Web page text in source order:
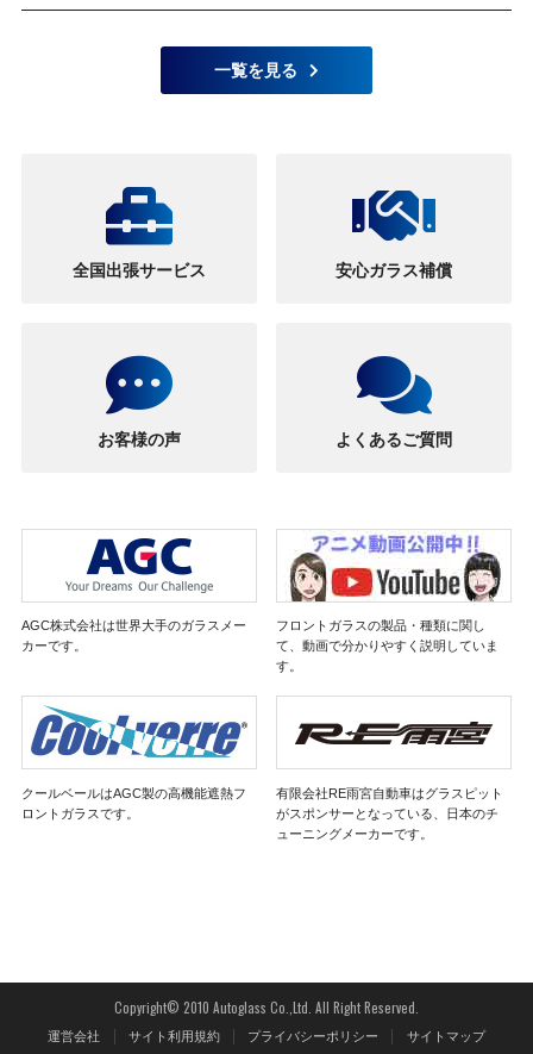
一覧を見る
全国出張サービス 安心ガラス補償
お客様の声 よくあるご質問
AGC株式会社は世界大手のガラスメー
カーです。
フロントガラスの製品・種類に関し
て、動画で分かりやすく説明していま
す。
クールベールはAGC製の高機能遮熱フ
ロントガラスです。
有限会社RE雨宮自動車はグラスピット
がスポンサーとなっている、日本のチ
ューニングメーカーです。
Copyright© 2010 Autoglass Co.,Ltd. All Right Reserved.
運営会社 サイト利用規約 プライバシーポリシー サイトマップ